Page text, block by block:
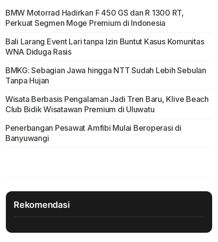
BMW Motorrad Hadirkan F 450 GS dan R 1300 RT,
Perkuat Segmen Moge Premium di Indonesia
Bali Larang Event Lari tanpa Izin Buntut Kasus Komunitas
WNA Diduga Rasis
BMKG: Sebagian Jawa hingga NTT Sudah Lebih Sebulan
Tanpa Hujan
Wisata Berbasis Pengalaman Jadi Tren Baru, Klive Beach
Club Bidik Wisatawan Premium di Uluwatu
Penerbangan Pesawat Amfibi Mulai Beroperasi di
Banyuwangi
Rekomendasi